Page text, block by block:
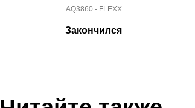
AQ3860 - FLEXX
Закончился